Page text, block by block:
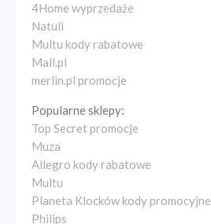
4Home wyprzedaże
Natuli
Multu kody rabatowe
Mall.pl
merlin.pl promocje
Popularne sklepy:
Top Secret promocje
Muza
Allegro kody rabatowe
Multu
Planeta Klocków kody promocyjne
Philips